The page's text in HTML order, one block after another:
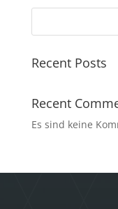
Recent Posts
Recent
Es sind keine